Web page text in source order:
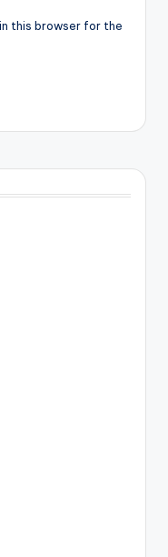
this browser for the